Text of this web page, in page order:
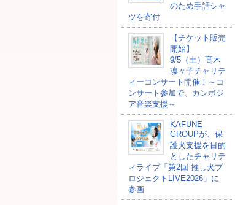
のため手話シャ
ツを寄付
【チケット販売
開始】
9/5（土）髙木
凜々子チャリテ
ィーコンサート開催！～コ
ンサート参加で、カンボジ
ア音楽支援～
KAFUNE
GROUPが、保
護犬支援を目的
としたチャリテ
ィライブ「第2回 推し犬プ
ロジェクトLIVE2026」に
参画